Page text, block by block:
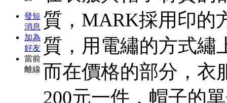
發短
消息
加為
好友
當前
離線
質，MARK採用印的
質，用電繡的方式繡
而在價格的部分，衣
200元一件，帽子的